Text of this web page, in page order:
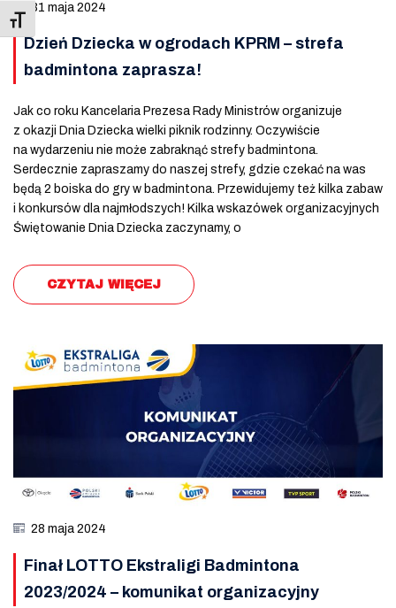
Toggle Font size
31 maja 2024
Dzień Dziecka w ogrodach KPRM – strefa
badmintona zaprasza!
Jak co roku Kancelaria Prezesa Rady Ministrów organizuje
z okazji Dnia Dziecka wielki piknik rodzinny. Oczywiście
na wydarzeniu nie może zabraknąć strefy badmintona.
Serdecznie zapraszamy do naszej strefy, gdzie czekać na was
będą 2 boiska do gry w badmintona. Przewidujemy też kilka zabaw
i konkursów dla najmłodszych! Kilka wskazówek organizacyjnych
Świętowanie Dnia Dziecka zaczynamy, o
CZYTAJ WIĘCEJ
28 maja 2024
Finał LOTTO Ekstraligi Badmintona
2023/2024 – komunikat organizacyjny